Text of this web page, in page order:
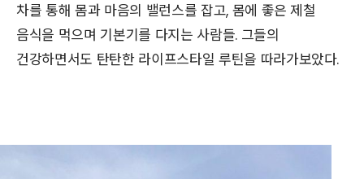
차를 통해 몸과 마음의 밸런스를 잡고, 몸에 좋은 제철
음식을 먹으며 기본기를 다지는 사람들. 그들의
건강하면서도 탄탄한 라이프스타일 루틴을 따라가보았다.